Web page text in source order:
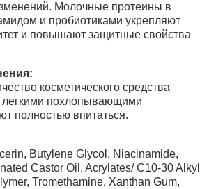
Молочные протеины в
и пробиотиками укрепляют
и повышают защитные свойства
косметического средства
легкими похлопывающими
полностью впитаться.
Butylene Glycol, Niacinamide,
Castor Oil, Acrylates/ C10-30 Alkyl
Tromethamine, Xanthan Gum,